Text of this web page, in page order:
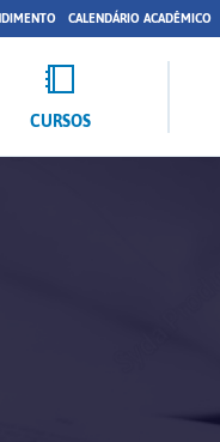
CALENDÁRIO ACADÊMICO
CURSOS